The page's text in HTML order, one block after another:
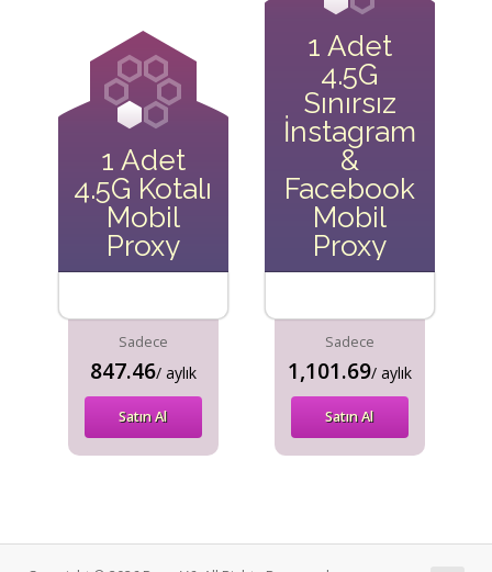
1 Adet
4.5G Kotalı
Mobil
Proxy
Sadece
847.46/ aylık
Satın Al
1 Adet
4.5G
Sınırsız
İnstagram
&
Facebook
Mobil
Proxy
Sadece
1,101.69/ aylık
Satın Al